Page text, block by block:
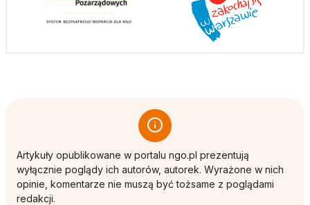
Artykuły opublikowane w portalu ngo.pl prezentują
wyłącznie poglądy ich autorów, autorek. Wyrażone w nich
opinie, komentarze nie muszą być tożsame z poglądami
redakcji.